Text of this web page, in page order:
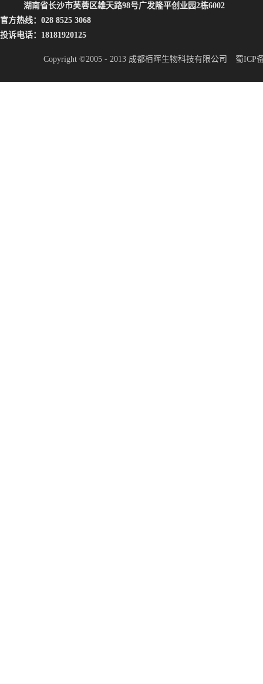
湖南省长沙市芙蓉区雄天路98号广发隆平创业园2栋6002
官方热线：028 8525 3068
投诉电话：18181920125
Copyright ©2005 - 2013 成都栢晖生物科技有限公司 蜀ICP